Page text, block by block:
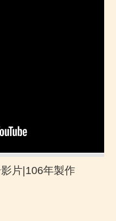
片|106年製作